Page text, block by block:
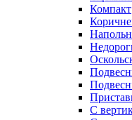
Компакт
С